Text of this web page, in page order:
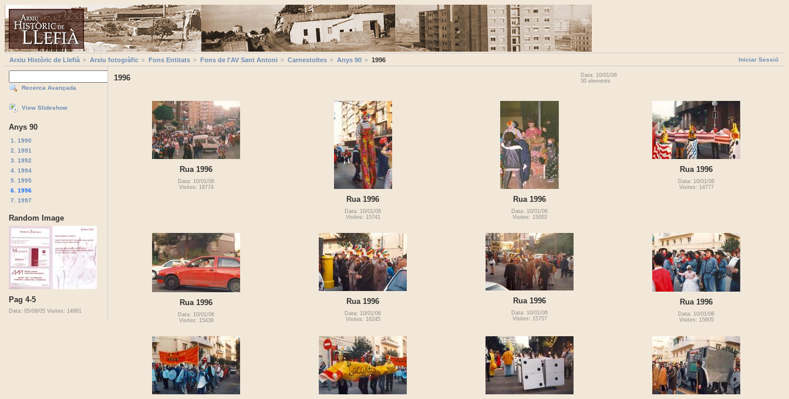
Iniciar Sessió
Arxiu Històric de Llefià Arxiu fotogràfic Fons Entitats Fons de l'AV Sant Antoni Carnestoltes Anys 90 1996
Recerca Avançada
View Slideshow
Anys 90
1. 1990
2. 1991
3. 1992
4. 1994
5. 1995
6. 1996
7. 1997
Random Image
Pag 4-5
Data: 05/08/05 Visites: 14881
1996
Data: 10/01/06
30 elements
Rua 1996
Data: 10/01/06
Visites: 18774
Rua 1996
Data: 10/01/06
Visites: 15741
Rua 1996
Data: 10/01/06
Visites: 15002
Rua 1996
Data: 10/01/06
Visites: 14777
Rua 1996
Data: 10/01/06
Visites: 15438
Rua 1996
Data: 10/01/06
Visites: 16245
Rua 1996
Data: 10/01/06
Visites: 15757
Rua 1996
Data: 10/01/06
Visites: 15605